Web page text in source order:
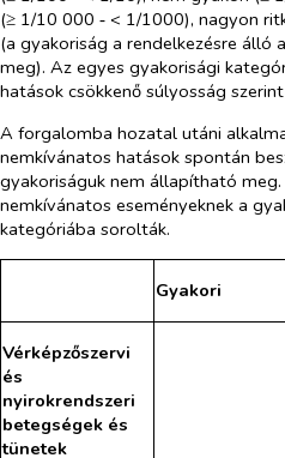
(≥ 1/10 000 ‑ < 1/1000), nagyon
(a gyakoriság a rendelkezésre
meg). Az egyes gyakorisági
hatások csökkenő súlyosság
A forgalomba hozatal utáni
nemkívánatos hatások spontán
gyakoriságuk nem állapítható meg.
nemkívánatos eseményeknek a
kategóriába sorolták.
Gyakori
Vérképzőszervi
és
nyirokrendszeri
betegségek és
tünetek